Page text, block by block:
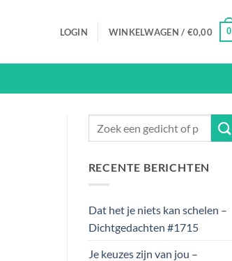
LOGIN WINKELWAGEN / €0,00 0
RECENTE BERICHTEN
Dat het je niets kan schelen –
Dichtgedachten #1715
Je keuzes zijn van jou –